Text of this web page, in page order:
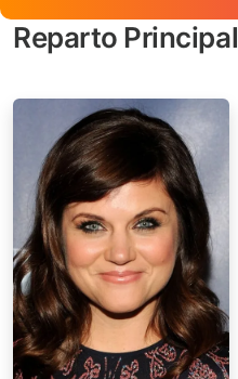
Reparto Principal